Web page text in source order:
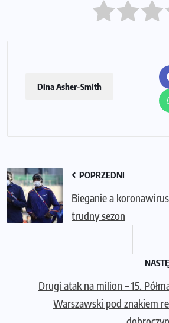
Dina Asher-Smith
POPRZEDNI
Bieganie a
trudny sezon
Drugi atak na milion – 15.
Warszawski pod znakiem